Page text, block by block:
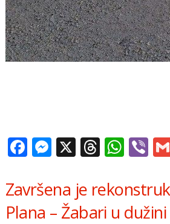
Facebook
Messenger
X Threads
Završena je
Plana – Žabari u